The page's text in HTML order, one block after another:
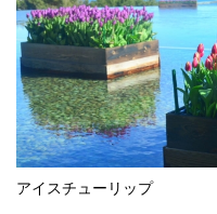
アイスチューリップ